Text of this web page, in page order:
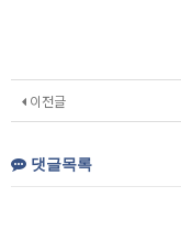
이전글
댓글목록